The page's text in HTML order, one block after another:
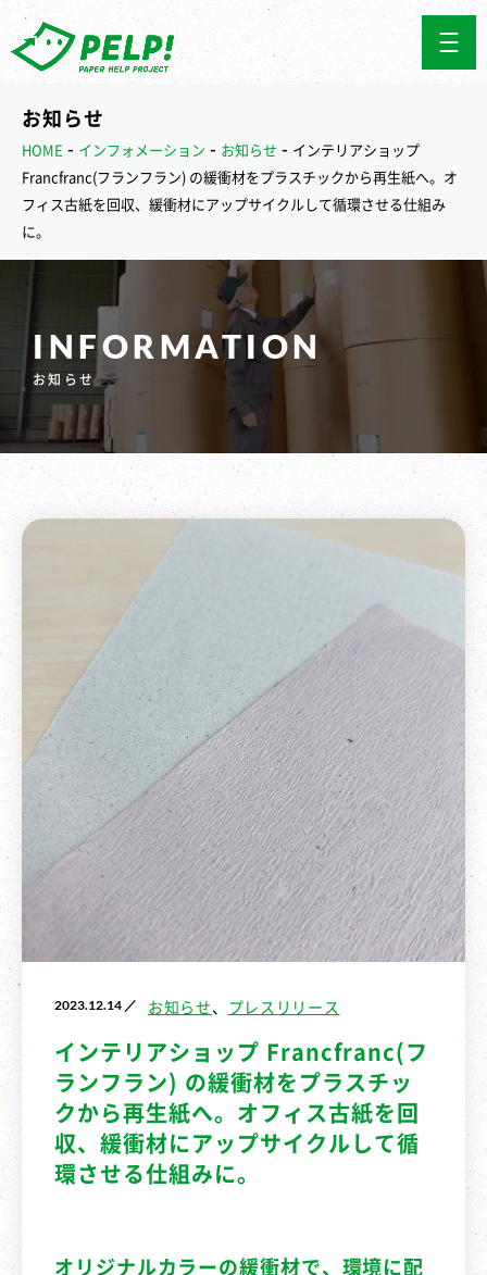
お知らせ
HOME - インフォメーション - お知らせ - インテリアショップ
Francfranc(フランフラン) の緩衝材をプラスチックから再生紙へ。オ
フィス古紙を回収、緩衝材にアップサイクルして循環させる仕組み
に。
INFORMATION
お知らせ
2023.12.14 ／ お知らせ プレスリリース
インテリアショップ Francfranc(フ
ランフラン) の緩衝材をプラスチッ
クから再生紙へ。オフィス古紙を回
収、緩衝材にアップサイクルして循
環させる仕組みに。
オリジナルカラーの緩衝材で、環境に配